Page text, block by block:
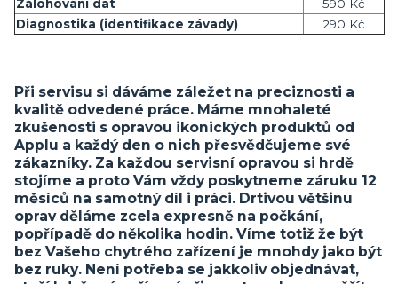
Zálohování dat
590 Kč
Diagnostika (identifikace závady)
290 Kč
Při servisu si dáváme záležet na preciznosti a
kvalitě odvedené práce. Máme mnohaleté
zkušenosti s opravou ikonických produktů od
Applu a každý den o nich přesvědčujeme své
zákazníky. Za každou servisní opravou si hrdě
stojíme a proto Vám vždy poskytneme záruku 12
měsíců na samotný díl i práci. Drtivou většinu
oprav děláme zcela expresně na počkání,
popřípadě do několika hodin. Víme totiž že být
bez Vašeho chytrého zařízení je mnohdy jako být
bez ruky. Není potřeba se jakkoliv objednávat,